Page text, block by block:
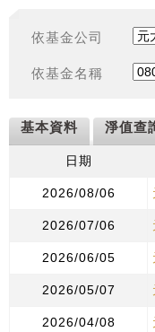
依基金公司
依基金名稱
基本資料 淨值查
日期
2026/08/06
2026/07/06
2026/06/05
2026/05/07
2026/04/08